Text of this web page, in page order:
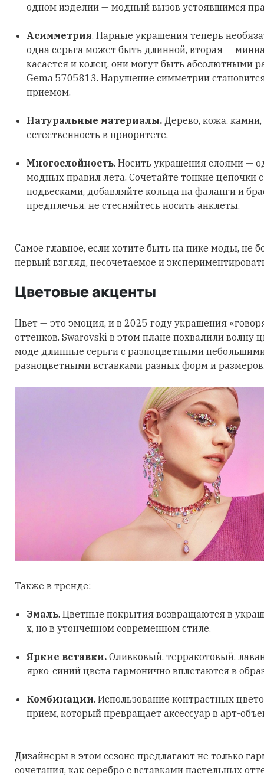
одном изделии — модный вызов устоявшимся
Асимметрия. Парные украшения теперь
одна серьга может быть длинной, вторая —
касается и колец, они могут быть абсолютными
Gema 5705813. Нарушение симметрии
приемом.
Натуральные материалы. Дерево, кожа,
естественность в приоритете.
Многослойность. Носить украшения слоями —
модных правил лета. Сочетайте тонкие цепочки
подвесками, добавляйте кольца на фаланги и
предплечья, не стесняйтесь носить анклеты.
Самое главное, если хотите быть на пике моды, не
первый взгляд, несочетаемое и
Цветовые акценты
Цвет — это эмоция, и в 2025 году украшения
оттенков. Swarovski в этом плане похвалили волну
моде длинные серьги с разноцветными
разноцветными вставками разных форм и
Также в тренде:
Эмаль. Цветные покрытия возвращаются в
х, но в утонченном современном стиле.
Яркие вставки. Оливковый, терракотовый,
ярко-синий цвета гармонично вплетаются в
Комбинации. Использование контрастных
прием, который превращает аксессуар в арт-
Дизайнеры в этом сезоне предлагают не только
сочетания, как серебро с вставками пастельных